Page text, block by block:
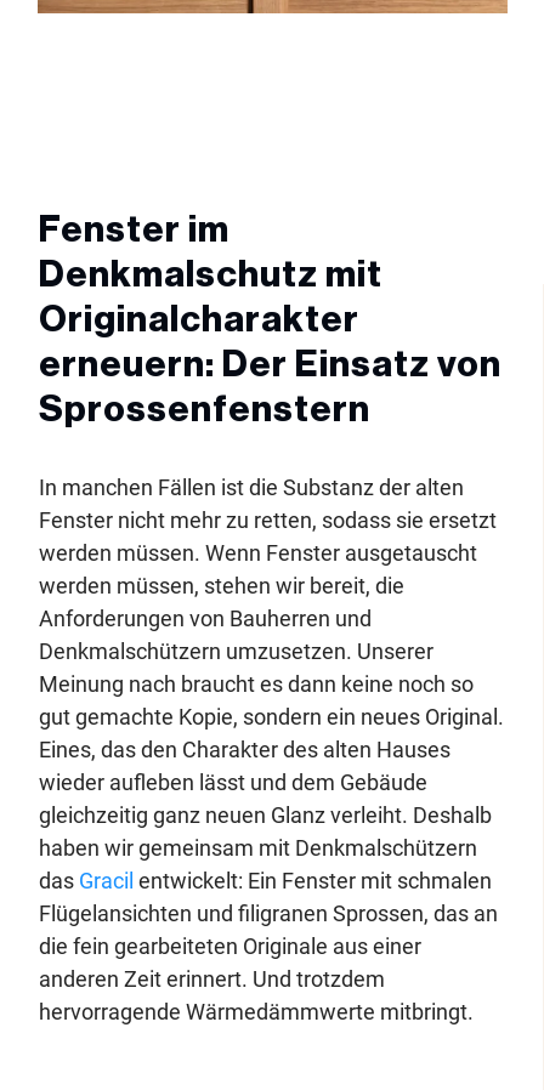
Fenster im
Denkmalschutz mit
Originalcharakter
erneuern: Der Einsatz von
Sprossenfenstern
In manchen Fällen ist die Substanz der alten
Fenster nicht mehr zu retten, sodass sie ersetzt
werden müssen. Wenn Fenster ausgetauscht
werden müssen, stehen wir bereit, die
Anforderungen von Bauherren und
Denkmalschützern umzusetzen. Unserer
Meinung nach braucht es dann keine noch so
gut gemachte Kopie, sondern ein neues Original.
Eines, das den Charakter des alten Hauses
wieder aufleben lässt und dem Gebäude
gleichzeitig ganz neuen Glanz verleiht. Deshalb
haben wir gemeinsam mit Denkmalschützern
das Gracil entwickelt: Ein Fenster mit schmalen
Flügelansichten und filigranen Sprossen, das an
die fein gearbeiteten Originale aus einer
anderen Zeit erinnert. Und trotzdem
hervorragende Wärmedämmwerte mitbringt.